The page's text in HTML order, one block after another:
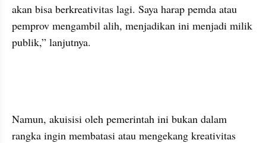
akan bisa berkreativitas lagi. Saya harap pemda atau
pemprov mengambil alih, menjadikan ini menjadi milik
publik,” lanjutnya.
Namun, akuisisi oleh pemerintah ini bukan dalam
rangka ingin membatasi atau mengekang kreativitas